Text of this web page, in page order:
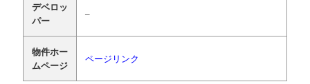
デベロッ
パー
–
物件ホー
ムページ
ページリンク